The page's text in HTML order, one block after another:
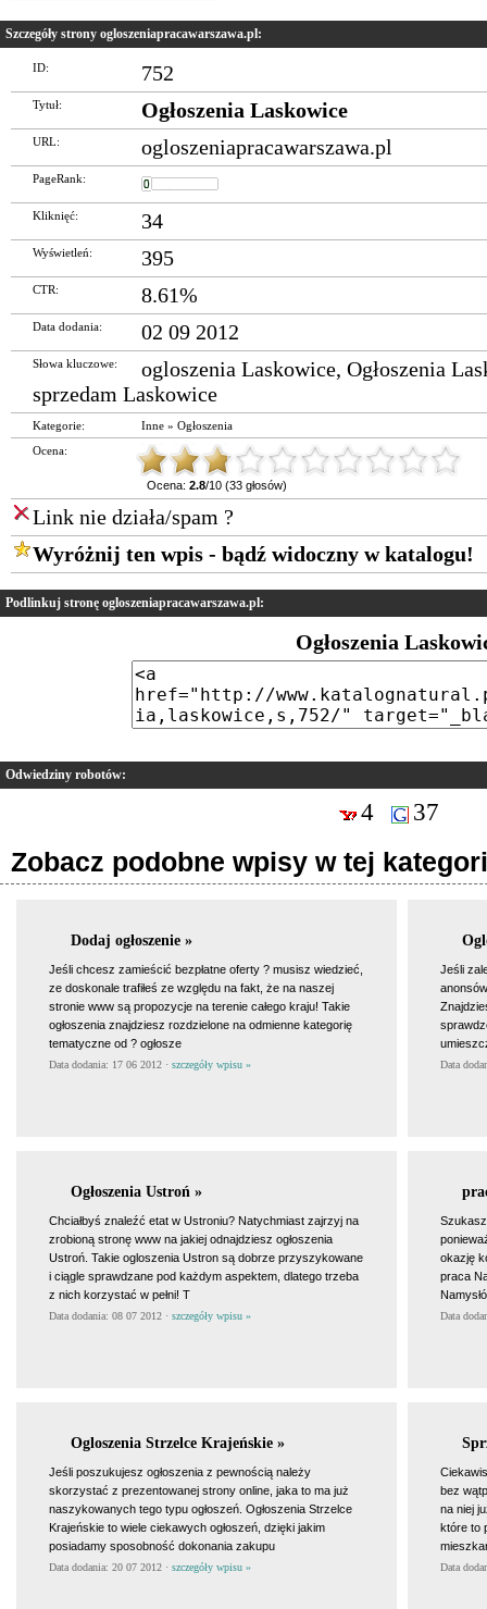
Szczegóły strony ogloszeniapracawarszawa.pl:
ID: 752
Tytuł: Ogłoszenia Laskowice
URL: ogloszeniapracawarszawa.pl
PageRank:
Kliknięć: 34
Wyświetleń: 395
CTR: 8.61%
Data dodania: 02 09 2012
Słowa kluczowe: ogloszenia Laskowice, Ogłoszenia
sprzedam Laskowice
Kategorie: Inne » Ogłoszenia
Ocena:
Ocena: 2.8/10 (33 głosów)
Link nie działa/spam ?
Wyróżnij ten wpis - bądź widoczny w katalogu!
Podlinkuj stronę ogloszeniapracawarszawa.pl:
Ogłoszenia
Odwiedziny robotów:
4 37
Zobacz podobne wpisy w tej
Dodaj ogłoszenie »
Jeśli chcesz zamieścić bezpłatne oferty ? musisz wiedzieć,
ze doskonale trafiłeś ze względu na fakt, że na naszej
stronie www są propozycje na terenie całego kraju! Takie
ogłoszenia znajdziesz rozdzielone na odmienne kategorię
tematyczne od ? ogłosze
Data dodania: 17 06 2012 · szczegóły wpisu »
Jeśli
Data
Ogłoszenia Ustroń »
Chciałbyś znaleźć etat w Ustroniu? Natychmiast zajrzyj na
zrobioną stronę www na jakiej odnajdziesz ogłoszenia
Ustroń. Takie ogloszenia Ustron są dobrze przyszykowane
i ciągle sprawdzane pod każdym aspektem, dlatego trzeba
z nich korzystać w pełni! T
Data dodania: 08 07 2012 · szczegóły wpisu »
Szukasz
okazję
praca
Data
Ogloszenia Strzelce Krajeńskie »
Jeśli poszukujesz ogłoszenia z pewnością należy
skorzystać z prezentowanej strony online, jaka to ma już
naszykowanych tego typu ogłoszeń. Ogłoszenia Strzelce
Krajeńskie to wiele ciekawych ogłoszeń, dzięki jakim
posiadamy sposobność dokonania zakupu
Data dodania: 20 07 2012 · szczegóły wpisu »
bez
na niej
które to
Data